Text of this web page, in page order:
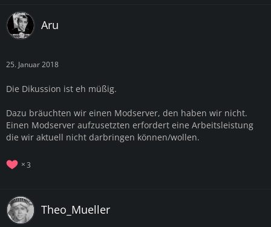
Aru
25. Januar 2018
Die Dikussion ist eh müßig.
Dazu bräuchten wir einen Modserver, den haben wir nicht.
Einen Modserver aufzusetzten erfordert eine Arbeitsleistung
die wir aktuell nicht darbringen können/wollen.
3
Theo_Mueller